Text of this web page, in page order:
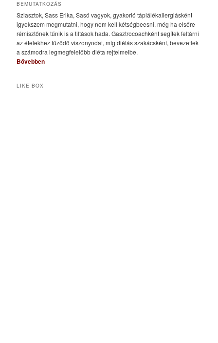
BEMUTATKOZÁS
Sziasztok, Sass Erika, Sasó vagyok, gyakorló táplálékallergiásként
igyekszem megmutatni, hogy nem kell kétségbeesni, még ha elsőre
rémisztőnek tűnik is a tiltások hada. Gasztrocoachként segítek feltárni
az ételekhez fűződő viszonyodat, míg diétás szakácsként, bevezetlek
a számodra legmegfelelőbb diéta rejtelmeibe.
Bővebben
LIKE BOX